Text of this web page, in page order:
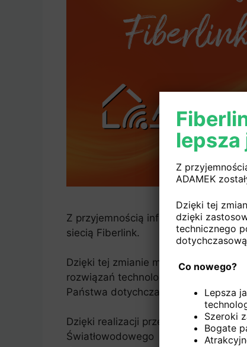
Z przyjemnością informujemy, że z
siecią Fiberlink.
Dzięki tej zmianie możecie Państwo
rozwiązań technologicznych oraz
Państwa dotychczasową ofertę.
Dzięki realizacji przez Fiberlink
Światłowodowego
lepsza
Z
ADAMEK
Dzięki tej
dzięki
technicznego
Co nowego?
Lepsza
Szeroki
Bogate